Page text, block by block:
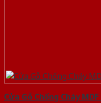
Cửa Gỗ Chống Cháy